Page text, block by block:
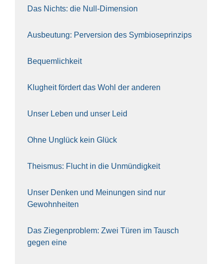
Das Nichts: die Null-Dimen­si­on
Aus­beu­tung: Per­ver­si­on des Sym­bio­se­prin­zips
Bequem­lich­keit
Klug­heit för­dert das Wohl der ande­ren
Unser Leben und unser Leid
Ohne Unglück kein Glück
The­is­mus: Flucht in die Unmün­dig­keit
Unser Den­ken und Mei­nun­gen sind nur
Gewohn­hei­ten
Das Zie­gen­pro­blem: Zwei Türen im Tausch
gegen eine